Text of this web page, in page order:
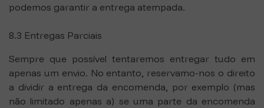
podemos garantir a entrega atempada.
8.3 Entregas Parciais
Sempre que possível tentaremos entregar tudo em
apenas um envio. No entanto, reservamo-nos o direito
a dividir a entrega da encomenda, por exemplo (mas
não limitado apenas a) se uma parte da encomenda